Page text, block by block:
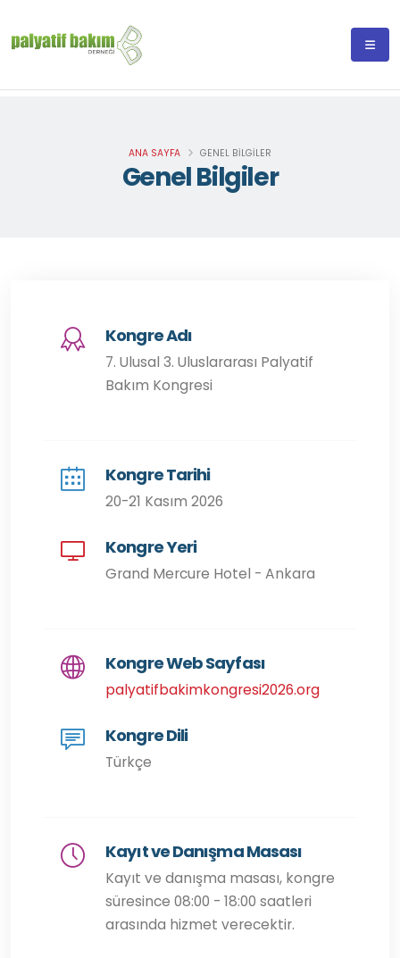
Genel Bilgiler
ANA SAYFA GENEL BILGILER
Kongre Adı
7. Ulusal 3. Uluslararası Palyatif
Bakım Kongresi
Kongre Tarihi
20-21 Kasım 2026
Kongre Yeri
Grand Mercure Hotel - Ankara
Kongre Web Sayfası
palyatifbakimkongresi2026.org
Kongre Dili
Türkçe
Kayıt ve Danışma Masası
Kayıt ve danışma masası, kongre
süresince 08:00 - 18:00 saatleri
arasında hizmet verecektir.